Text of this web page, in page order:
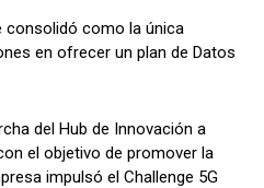
consolidó como la única
en ofrecer un plan de Datos
del Hub de Innovación a
el objetivo de promover la
impulsó el Challenge 5G